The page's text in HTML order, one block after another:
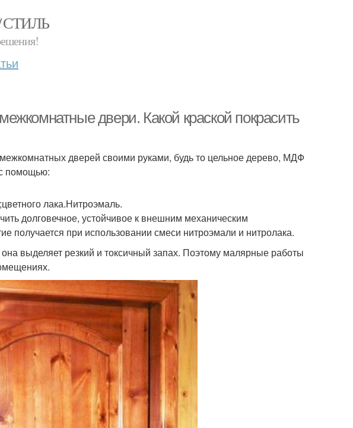
СТИЛЬ
двери. Какой краской покрасить
дверей своими руками, будь то цельное дерево, МДФ
помощью:
лака.Нитроэмаль.
долговечное, устойчивое к внешним механическим
получается при использовании смеси нитроэмали и нитролака.
выделяет резкий и токсичный запах. Поэтому малярные работы